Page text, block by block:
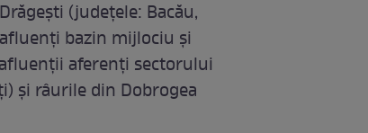
(judeţele: Bacău,
bazin mijlociu şi
aferenţi sectorului
şi râurile din Dobrogea